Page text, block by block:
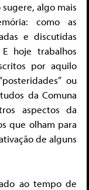
algo mais
como as
e discutidas
hoje trabalhos
por aquilo
ou
da Comuna
aspectos da
que olham para
de alguns
ao tempo de